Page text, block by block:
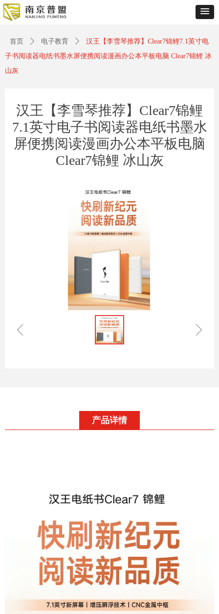
ControlType:productSlideBind Error:未将对象引用设置到对象的实例。
首页 ꄲ 电子教育 ꄲ
汉王【李雪琴推荐】Clear7锦鲤7.1英寸电
子书阅读器电纸书墨水屏便携阅读漫画办公本平板电脑 Clear7锦鲤 冰
山灰
ꁆ ꁇ
汉王【李雪琴推荐】Clear7锦鲤
7.1英寸电子书阅读器电纸书墨水
屏便携阅读漫画办公本平板电脑
Clear7锦鲤 冰山灰
产品详情